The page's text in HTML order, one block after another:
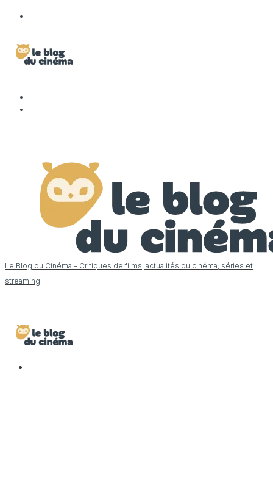
Le Blog du Cinéma – Critiques de films, actualités du cinéma, séries et
streaming